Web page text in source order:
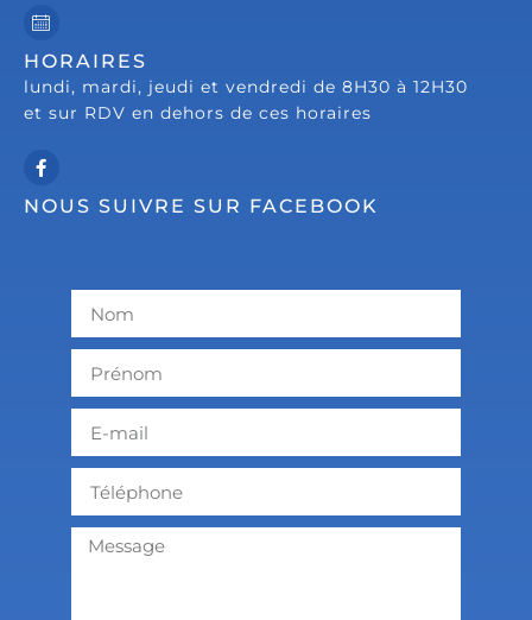
HORAIRES
lundi, mardi, jeudi et vendredi de 8H30 à 12H30
et sur RDV en dehors de ces horaires
NOUS SUIVRE SUR FACEBOOK